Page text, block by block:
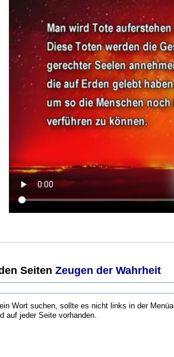
Seiten Zeugen der Wahrheit
Wort suchen, sollte es nicht links in der
auf jeder Seite vorhanden..